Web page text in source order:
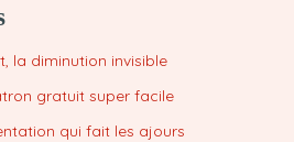
la diminution invisible
gratuit super facile
qui fait les ajours